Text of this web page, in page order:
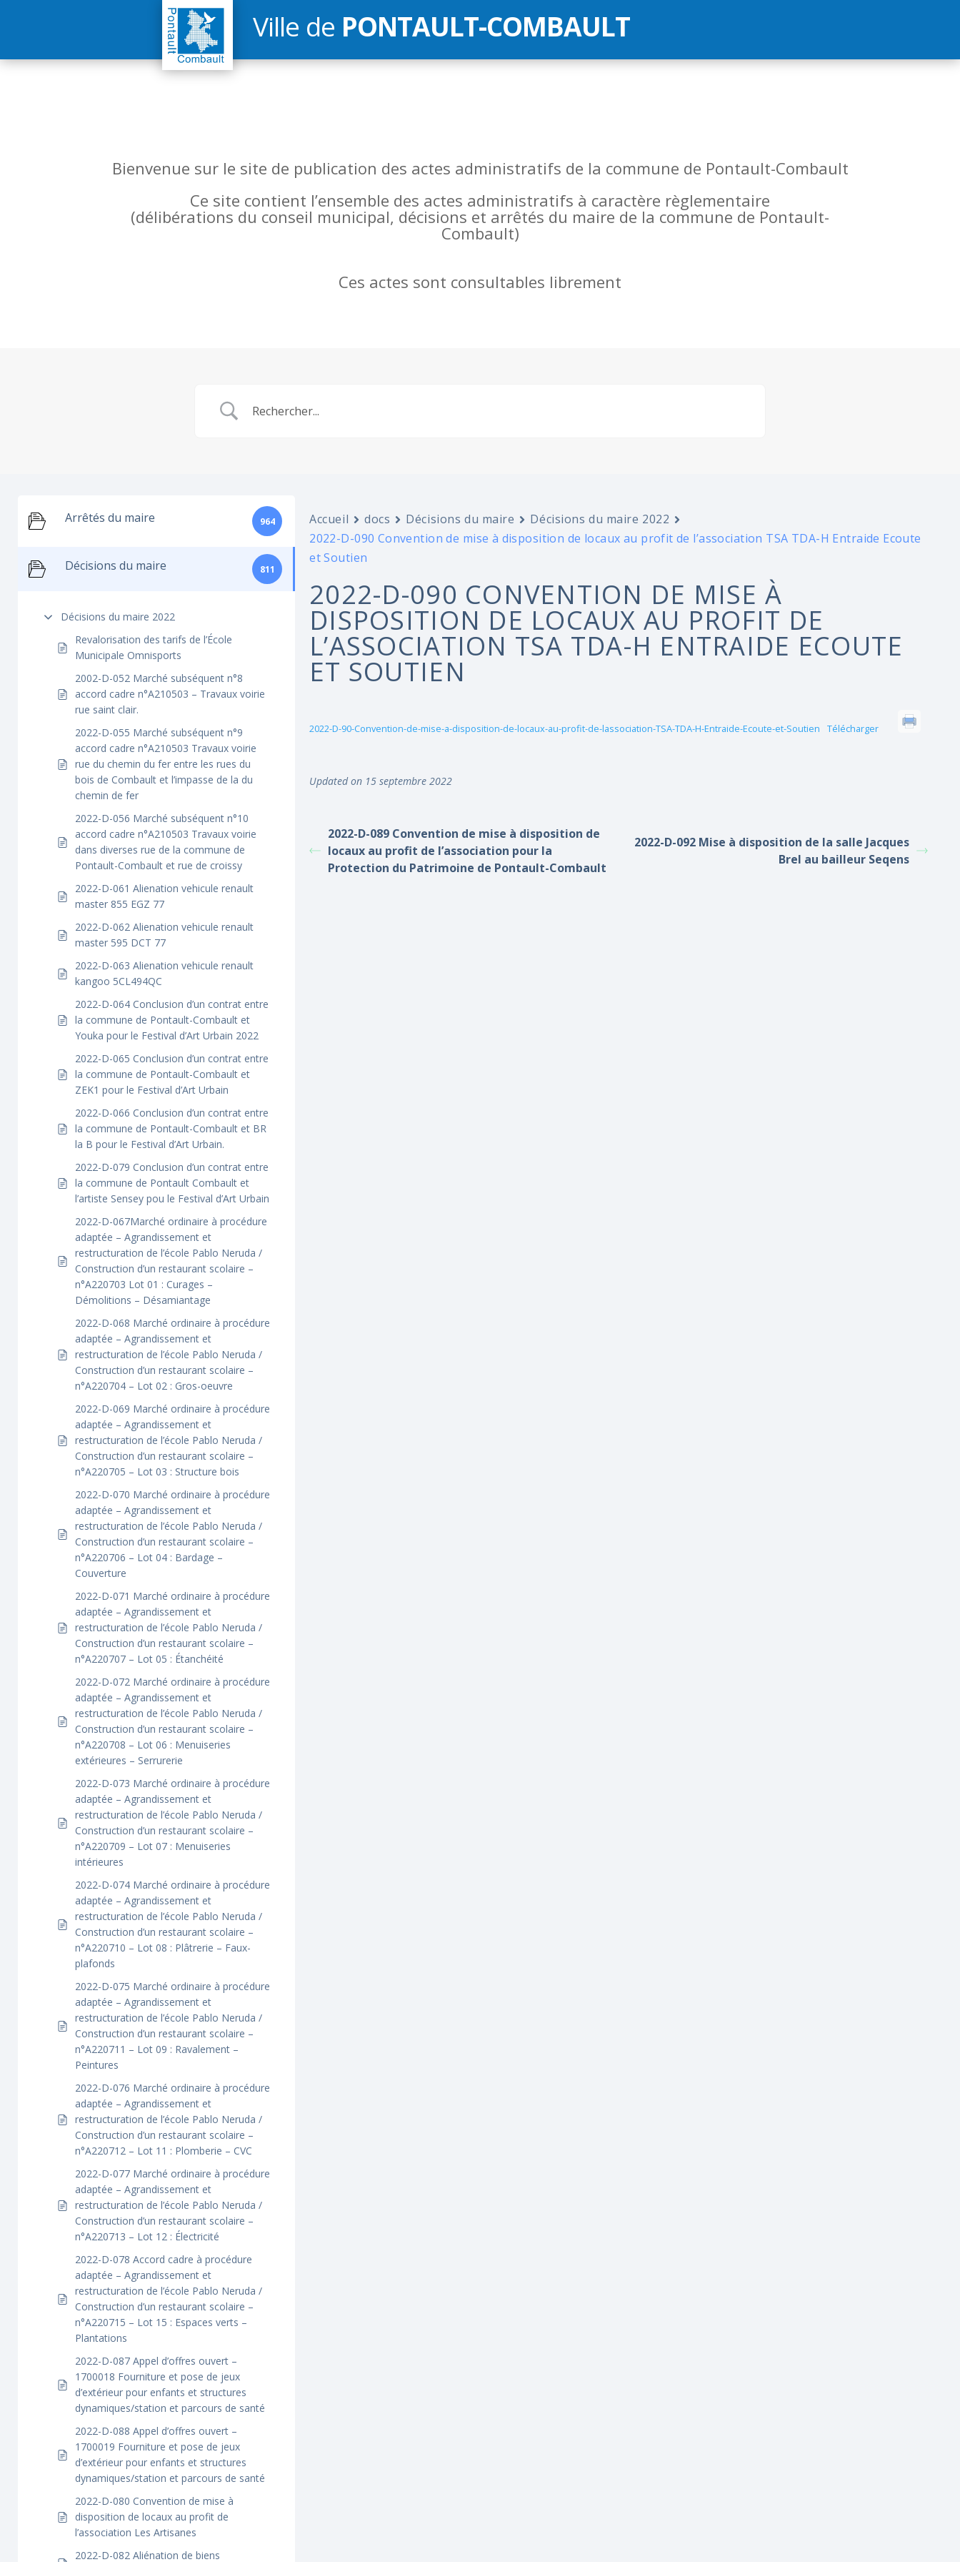
Ville de PONTAULT-COMBAULT
Bienvenue sur le site de publication des actes administratifs de la commune de Pontault-Combault
Ce site contient l’ensemble des actes administratifs à caractère règlementaire
(délibérations du conseil municipal, décisions et arrêtés du maire de la commune de Pontault-
Combault)
Ces actes sont consultables librement
Arrêtés du maire 964
Décisions du maire 811
Décisions du maire 2022
Revalorisation des tarifs de l’École
Municipale Omnisports
2002-D-052 Marché subséquent n°8
accord cadre n°A210503 – Travaux voirie
rue saint clair.
2022-D-055 Marché subséquent n°9
accord cadre n°A210503 Travaux voirie
rue du chemin du fer entre les rues du
bois de Combault et l’impasse de la du
chemin de fer
2022-D-056 Marché subséquent n°10
accord cadre n°A210503 Travaux voirie
dans diverses rue de la commune de
Pontault-Combault et rue de croissy
2022-D-061 Alienation vehicule renault
master 855 EGZ 77
2022-D-062 Alienation vehicule renault
master 595 DCT 77
2022-D-063 Alienation vehicule renault
kangoo 5CL494QC
2022-D-064 Conclusion d’un contrat entre
la commune de Pontault-Combault et
Youka pour le Festival d’Art Urbain 2022
2022-D-065 Conclusion d’un contrat entre
la commune de Pontault-Combault et
ZEK1 pour le Festival d’Art Urbain
2022-D-066 Conclusion d’un contrat entre
la commune de Pontault-Combault et BR
la B pour le Festival d’Art Urbain.
2022-D-079 Conclusion d’un contrat entre
la commune de Pontault Combault et
l’artiste Sensey pou le Festival d’Art Urbain
2022-D-067Marché ordinaire à procédure
adaptée – Agrandissement et
restructuration de l’école Pablo Neruda /
Construction d’un restaurant scolaire –
n°A220703 Lot 01 : Curages –
Démolitions – Désamiantage
2022-D-068 Marché ordinaire à procédure
adaptée – Agrandissement et
restructuration de l’école Pablo Neruda /
Construction d’un restaurant scolaire –
n°A220704 – Lot 02 : Gros-oeuvre
2022-D-069 Marché ordinaire à procédure
adaptée – Agrandissement et
restructuration de l’école Pablo Neruda /
Construction d’un restaurant scolaire –
n°A220705 – Lot 03 : Structure bois
2022-D-070 Marché ordinaire à procédure
adaptée – Agrandissement et
restructuration de l’école Pablo Neruda /
Construction d’un restaurant scolaire –
n°A220706 – Lot 04 : Bardage –
Couverture
2022-D-071 Marché ordinaire à procédure
adaptée – Agrandissement et
restructuration de l’école Pablo Neruda /
Construction d’un restaurant scolaire –
n°A220707 – Lot 05 : Étanchéité
2022-D-072 Marché ordinaire à procédure
adaptée – Agrandissement et
restructuration de l’école Pablo Neruda /
Construction d’un restaurant scolaire –
n°A220708 – Lot 06 : Menuiseries
extérieures – Serrurerie
2022-D-073 Marché ordinaire à procédure
adaptée – Agrandissement et
restructuration de l’école Pablo Neruda /
Construction d’un restaurant scolaire –
n°A220709 – Lot 07 : Menuiseries
intérieures
2022-D-074 Marché ordinaire à procédure
adaptée – Agrandissement et
restructuration de l’école Pablo Neruda /
Construction d’un restaurant scolaire –
n°A220710 – Lot 08 : Plâtrerie – Faux-
plafonds
2022-D-075 Marché ordinaire à procédure
adaptée – Agrandissement et
restructuration de l’école Pablo Neruda /
Construction d’un restaurant scolaire –
n°A220711 – Lot 09 : Ravalement –
Peintures
2022-D-076 Marché ordinaire à procédure
adaptée – Agrandissement et
restructuration de l’école Pablo Neruda /
Construction d’un restaurant scolaire –
n°A220712 – Lot 11 : Plomberie – CVC
2022-D-077 Marché ordinaire à procédure
adaptée – Agrandissement et
restructuration de l’école Pablo Neruda /
Construction d’un restaurant scolaire –
n°A220713 – Lot 12 : Électricité
2022-D-078 Accord cadre à procédure
adaptée – Agrandissement et
restructuration de l’école Pablo Neruda /
Construction d’un restaurant scolaire –
n°A220715 – Lot 15 : Espaces verts –
Plantations
2022-D-087 Appel d’offres ouvert –
1700018 Fourniture et pose de jeux
d’extérieur pour enfants et structures
dynamiques/station et parcours de santé
2022-D-088 Appel d’offres ouvert –
1700019 Fourniture et pose de jeux
d’extérieur pour enfants et structures
dynamiques/station et parcours de santé
2022-D-080 Convention de mise à
disposition de locaux au profit de
l’association Les Artisanes
2022-D-082 Aliénation de biens
Accueil docs Décisions du maire
Décisions du maire 2022
2022-D-090 Convention de mise à disposition de locaux au profit de l’association TSA TDA-H Entraide Ecoute
et Soutien
2022-D-090 CONVENTION DE MISE À
DISPOSITION DE LOCAUX AU PROFIT DE
L’ASSOCIATION TSA TDA-H ENTRAIDE ECOUTE
ET SOUTIEN
2022-D-90-Convention-de-mise-a-disposition-de-locaux-au-profit-de-lassociation-TSA-TDA-H-Entraide-Ecoute-et-Soutien Télécharger
Updated on 15 septembre 2022
2022-D-089 Convention de mise à disposition de
locaux au profit de l’association pour la
Protection du Patrimoine de Pontault-Combault
2022-D-092 Mise à disposition de la salle Jacques
Brel au bailleur Seqens